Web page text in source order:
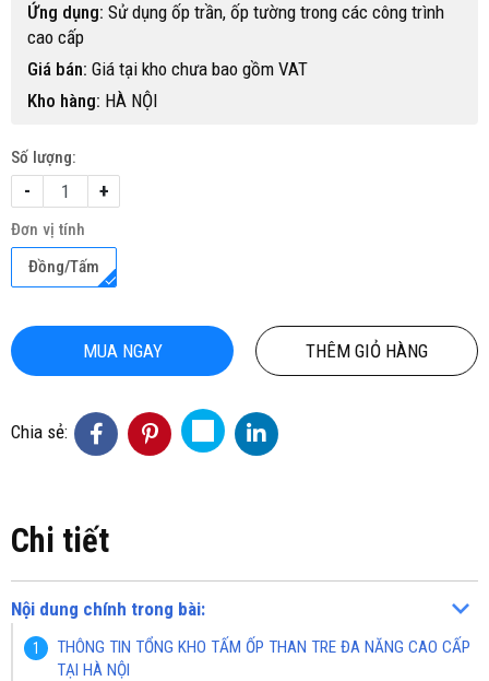
Ứng dụng: Sử dụng ốp trần, ốp tường trong các công trình
cao cấp
Giá bán: Giá tại kho chưa bao gồm VAT
Kho hàng: HÀ NỘI
Số lượng:
- +
Đơn vị tính
Đồng/Tấm
MUA NGAY THÊM GIỎ HÀNG
Chia sẻ:
Chi tiết
Nội dung chính trong bài:
THÔNG TIN TỔNG KHO TẤM ỐP THAN TRE ĐA NĂNG CAO CẤP
TẠI HÀ NỘI